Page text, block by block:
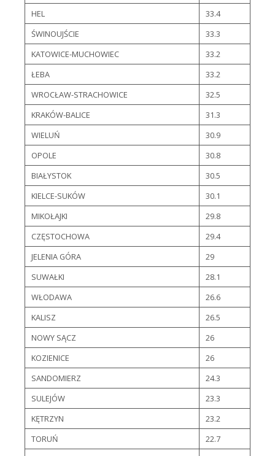
HEL
33.4
ŚWINOUJŚCIE
33.3
KATOWICE-MUCHOWIEC
33.2
ŁEBA
33.2
WROCŁAW-STRACHOWICE
32.5
KRAKÓW-BALICE
31.3
WIELUŃ
30.9
OPOLE
30.8
BIAŁYSTOK
30.5
KIELCE-SUKÓW
30.1
MIKOŁAJKI
29.8
CZĘSTOCHOWA
29.4
JELENIA GÓRA
29
SUWAŁKI
28.1
WŁODAWA
26.6
KALISZ
26.5
NOWY SĄCZ
26
KOZIENICE
26
SANDOMIERZ
24.3
SULEJÓW
23.3
KĘTRZYN
23.2
TORUŃ
22.7